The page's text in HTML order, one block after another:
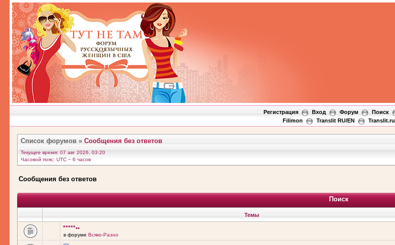
Регистрация Вход Форум Поиск
Filimon
Translit RU/EN Translit.ru
Список форумов » Сообщения без ответов
Текущее время: 07 авг 2026, 03:20
Часовой пояс: UTC − 6 часов
Сообщения без ответов
Поиск
Темы
*****••
в форуме Всяко-Разно